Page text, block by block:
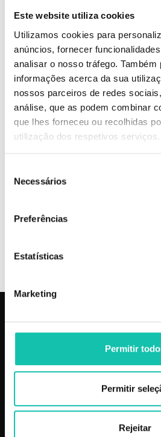
Este website utiliza cookies
Utilizamos cookies para
anúncios, fornecer
analisar o nosso tráfego. Também
informações acerca da sua
nossos parceiros de redes
análise, que as podem combinar
que lhes forneceu ou recolhidas
utilização dos respetivos serviços.
Necessários
Preferências
Estatísticas
Marketing
Permitir
Permitir
Rejeitar
+INFORMAÇÃO
INGREDIENTES
LOLA MEU CACHO MINHA VIDA -
Shampoo hidratante de uso diário que
aumentando a humidade natural e
PROPRIEDADES FÍSICO-QUÍMICAS:
pH 4,0
Comprar Champôs Meu cacho minha vida
PREÇO | Comprar LOLA COSMETICS
MELHOR PREÇO | Champôs LOLA
Barbearia
Estética
Sobre